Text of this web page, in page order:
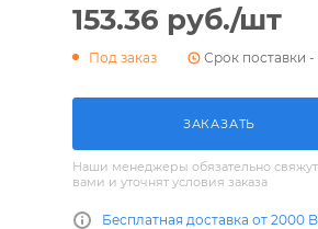
153.36 руб./шт
Под заказ Срок поставки -
ЗАКАЗАТЬ
Наши менеджеры обязательно
вами и уточнят условия заказа
Бесплатная доставка от 2000